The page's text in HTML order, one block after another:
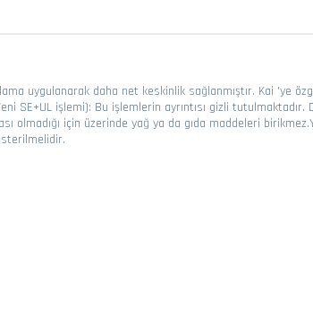
uygulanarak daha net keskinlik sağlanmıştır. Kai 'ye
işlemi): Bu işlemlerin ayrıntısı gizli tutulmaktadır.
olmadığı için üzerinde yağ ya da gıda maddeleri